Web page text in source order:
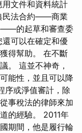
文件和資料統計
民法合約——商業
——的起草和審查委
可以在確定和優
得幫助。 在不斷
。 這並不神奇，
能性，並且可以降
序或淨值審計，除
事稅法的律師來加
的經驗。 2011年
期間，他是履行輪